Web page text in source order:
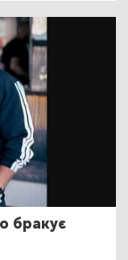
бракує